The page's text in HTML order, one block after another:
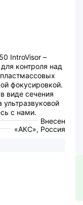
IntroVisor –
контроля над
фокусировкой.
виде сечения
с нами.
Внесен
«АКС», Россия